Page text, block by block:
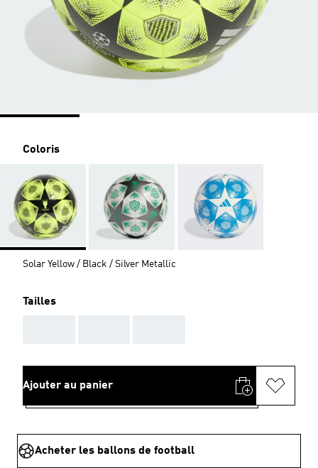
Coloris
Solar Yellow / Black / Silver Metallic
Tailles
Ajouter au panier
Acheter les ballons de football